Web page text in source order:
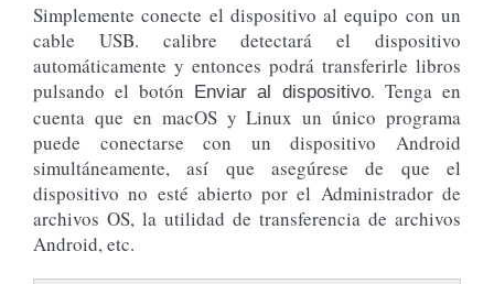
Simplemente conecte el dispositivo al equipo con un
cable USB. calibre detectará el dispositivo
automáticamente y entonces podrá transferirle libros
pulsando el botón Enviar al dispositivo. Tenga en
cuenta que en macOS y Linux un único programa
puede conectarse con un dispositivo Android
simultáneamente, así que asegúrese de que el
dispositivo no esté abierto por el Administrador de
archivos OS, la utilidad de transferencia de archivos
Android, etc.